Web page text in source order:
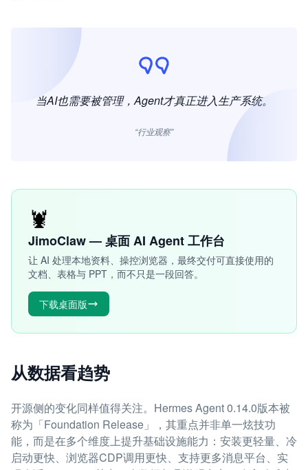
当AI也需要被管理，Agent才真正进入生产系统。
“行业观察”
🦞
JimoClaw — 桌面 AI Agent 工作台
让 AI 处理本地资料、操控浏览器，最终交付可直接使用的
文档、表格与 PPT，而不只是一段回答。
下载桌面版
从数据看趋势
开源侧的变化同样值得关注。Hermes Agent 0.14.0版本被
称为「Foundation Release」，其重点并非单一炫技功
能，而是在多个维度上提升基础设施能力：安装更轻量、冷
启动更快、浏览器CDP调用更快、支持更多消息平台、实